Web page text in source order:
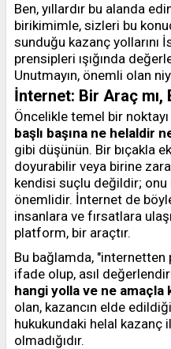
Ben, yıllardır bu alanda
birikimimle, sizleri bu
sunduğu kazanç yollarını
prensipleri ışığında
Unutmayın, önemli olan
İnternet: Bir Araç mı,
Öncelikle temel bir
başlı başına ne helaldir
gibi düşünün. Bir bıçakla
doyurabilir veya birine
kendisi suçlu değildir; onu
önemlidir. İnternet de
insanlara ve fırsatlara
platform, bir araçtır.
Bu bağlamda, "internetten
ifade olup, asıl
hangi yolla ve ne amaçla
olan, kazancın elde
hukukundaki helal kazanç
olmadığıdır.